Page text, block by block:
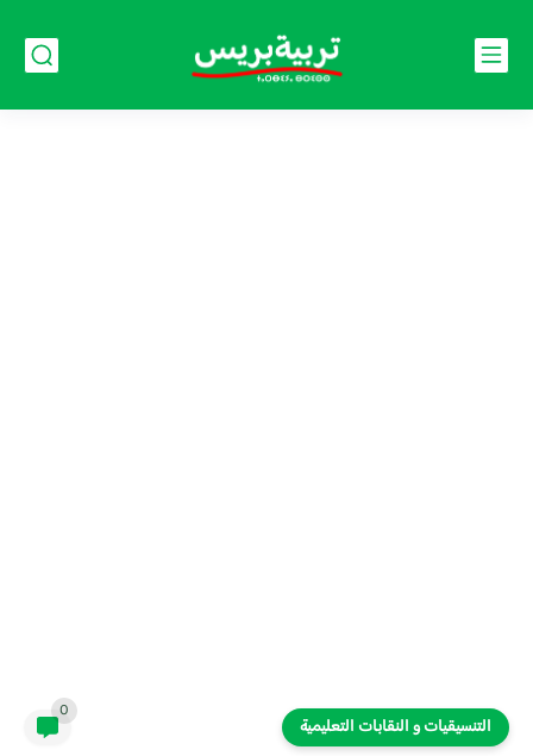
التنسيقيات و النقابات التعليمية
0